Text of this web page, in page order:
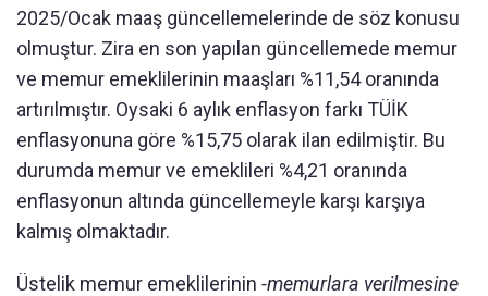
2025/Ocak maaş güncellemelerinde de söz konusu
olmuştur. Zira en son yapılan güncellemede memur
ve memur emeklilerinin maaşları %11,54 oranında
artırılmıştır. Oysaki 6 aylık enflasyon farkı TÜİK
enflasyonuna göre %15,75 olarak ilan edilmiştir. Bu
durumda memur ve emeklileri %4,21 oranında
enflasyonun altında güncellemeyle karşı karşıya
kalmış olmaktadır.
Üstelik memur emeklilerinin -memurlara verilmesine